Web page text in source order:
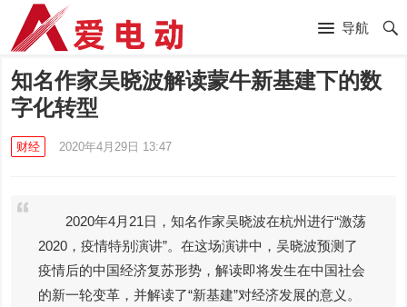
导航
知名作家吴晓波解读蒙牛新基建下的数
字化转型
财经 2020年4月29日 13:47
2020年4月21日，知名作家吴晓波在杭州进行“激荡
2020，疫情特别演讲”。在这场演讲中，吴晓波预测了
疫情后的中国经济复苏形势，解读即将发生在中国社会
的新一轮变革，并解读了“新基建”对经济发展的意义。